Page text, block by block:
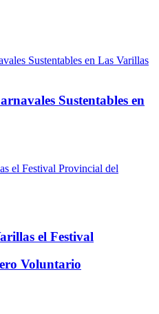
Sustentables en
el Festival
Voluntario